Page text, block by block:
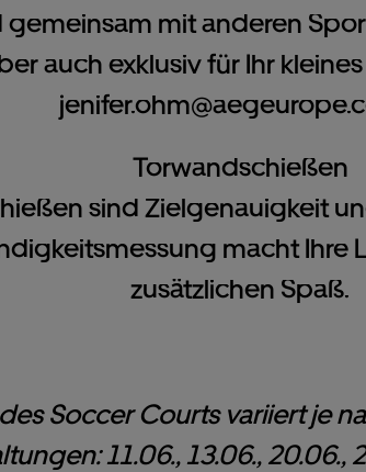
gemeinsam mit anderen
auch exklusiv für Ihr
Torwandschießen
sind Zielgenauigkeit
macht Ihre
zusätzlichen Spaß.
Soccer Courts variiert je
11.06., 13.06., 20.06.,